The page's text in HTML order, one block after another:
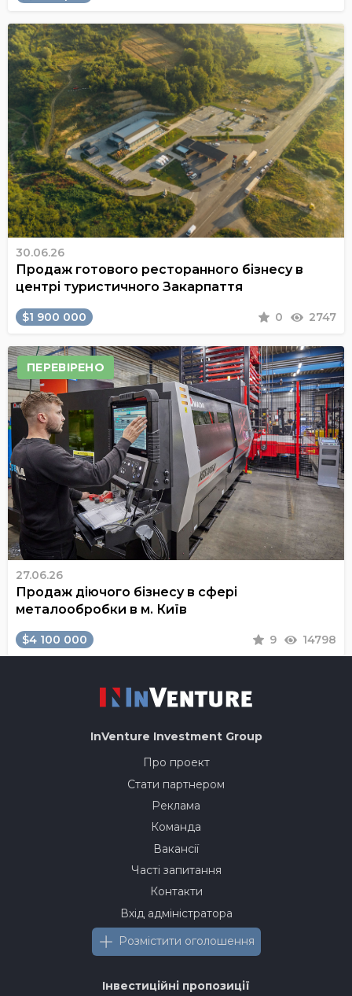
30.06.26
Продаж готового ресторанного бізнесу в
центрі туристичного Закарпаття
$1 900 000 0 2747
ПЕРЕВІРЕНО
27.06.26
Продаж діючого бізнесу в сфері
металообробки в м. Київ
$4 100 000 9 14798
InVenture Investment Group
Про проект
Стати партнером
Реклама
Команда
Вакансії
Часті запитання
Контакти
Вхід адміністратора
Розмістити оголошення
Інвестиційні пропозиції